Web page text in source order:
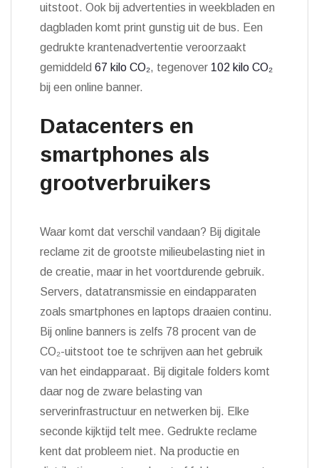
uitstoot. Ook bij advertenties in weekbladen en
dagbladen komt print gunstig uit de bus. Een
gedrukte krantenadvertentie veroorzaakt
gemiddeld 67 kilo CO₂, tegenover 102 kilo CO₂
bij een online banner.
Datacenters en
smartphones als
grootverbruikers
Waar komt dat verschil vandaan? Bij digitale
reclame zit de grootste milieubelasting niet in
de creatie, maar in het voortdurende gebruik.
Servers, datatransmissie en eindapparaten
zoals smartphones en laptops draaien continu.
Bij online banners is zelfs 78 procent van de
CO₂-uitstoot toe te schrijven aan het gebruik
van het eindapparaat. Bij digitale folders komt
daar nog de zware belasting van
serverinfrastructuur en netwerken bij. Elke
seconde kijktijd telt mee. Gedrukte reclame
kent dat probleem niet. Na productie en